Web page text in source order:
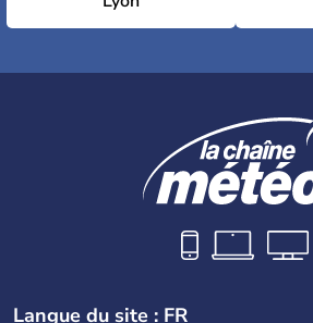
Langue du site : FR